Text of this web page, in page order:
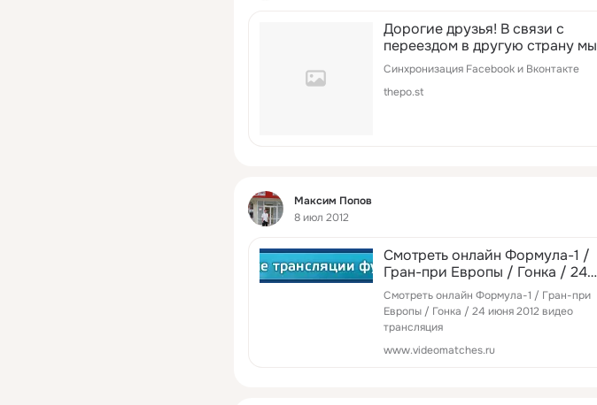
Дорогие друзья! В связи с
переездом в другую страну мы
закрываем наш прокатный
бизнес. Недавно наткнулись на
бесплатную раздачу и решили
Синхронизация Facebook и Вконтакте
thepo.st
Фид
Максим Попов
8 июл 2012
Смотреть онлайн Формула-1 /
Гран-при Европы / Гонка / 24
июня 2012 видео трансляция
Смотреть онлайн Формула-1 / Гран-при
Европы / Гонка / 24 июня 2012 видео
трансляция
www.videomatches.ru